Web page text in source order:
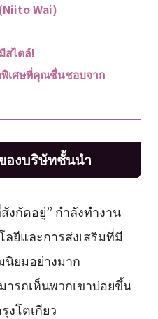
Wai)
สไตล์!
เศษที่คุณชื่นชอบจาก
องบริษัทชั้นนำ
งกัดอยู่” กำลังทำงาน
ลยีและการส่งเสริมที่มี
ยมอย่างมาก
รถเห็นพวกเขาบ่อยขึ้น
โตเกียว